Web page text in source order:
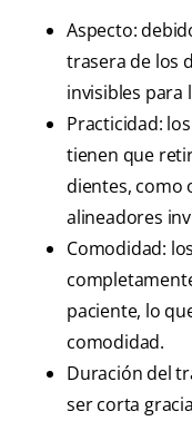
Aspecto:
trasera de los
invisibles para
Practicidad:
tienen que
dientes, como
alineadores
Comodidad:
paciente, lo
comodidad.
Duración del
ser corta